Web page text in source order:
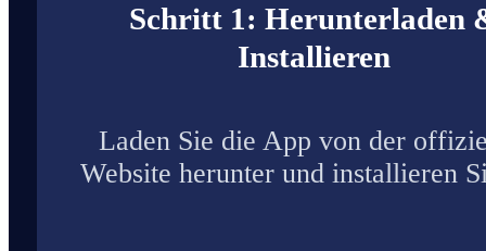
Schritt 1: Herunterladen
Installieren
Laden Sie die App von der
Website herunter und installieren